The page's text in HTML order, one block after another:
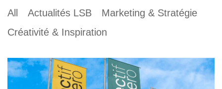
All Actualités LSB
Marketing & Stratégie
Créativité & Inspiration